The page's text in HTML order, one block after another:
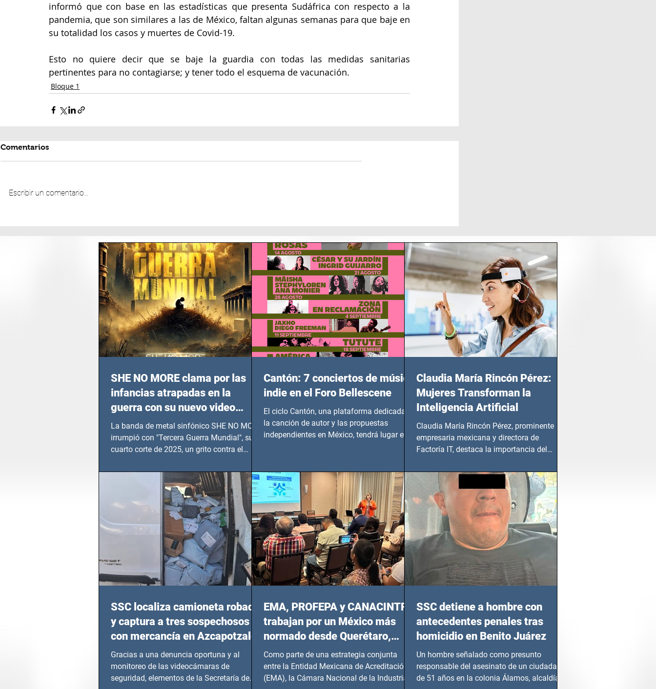
informó que con base en las estadísticas que presenta Sudáfrica con respecto a la
pandemia, que son similares a las de México, faltan algunas semanas para que baje en
su totalidad los casos y muertes de Covid-19.
Esto no quiere decir que se baje la guardia con todas las medidas sanitarias
pertinentes para no contagiarse; y tener todo el esquema de vacunación.
Bloque 1
Comentarios
Escribir un comentario...
SHE NO MORE clama por las
infancias atrapadas en la
guerra con su nuevo video
TERCERA GUERRA MUNDIAL
La banda de metal sinfónico SHE NO MORE
irrumpió con "Tercera Guerra Mundial", su
cuarto corte de 2025, un grito contra el
en epicentros bélicos.
Cantón: 7 conciertos de música
indie en el Foro Bellescene
El ciclo Cantón, una plataforma dedicada a
la canción de autor y las propuestas
independientes en México, tendrá lugar en el
del 14 de agosto al 25 de septiembre, a las
20:00 horas.
Claudia María Rincón Pérez:
Mujeres Transforman la
Inteligencia Artificial
Claudia María Rincón Pérez, prominente
empresaria mexicana y directora de
Factoría IT, destaca la importancia del
SSC localiza camioneta robada
y captura a tres sospechosos
con mercancía en Azcapotzalco
Gracias a una denuncia oportuna y al
monitoreo de las videocámaras de
seguridad, elementos de la Secretaría de
EMA, PROFEPA y CANACINTRA
trabajan por un México más
normado desde Querétaro,
Hidalgo y BCS
Como parte de una estrategia conjunta
entre la Entidad Mexicana de Acreditación
(EMA), la Cámara Nacional de la Industria
SSC detiene a hombre con
antecedentes penales tras
homicidio en Benito Juárez
Un hombre señalado como presunto
responsable del asesinato de un ciudadano
de 51 años en la colonia Álamos, alcaldía